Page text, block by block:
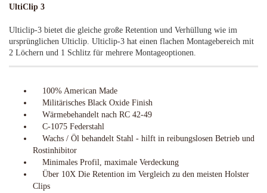
UltiClip 3
Ulticlip-3 bietet die gleiche große Retention und Verhüllung wie im
ursprünglichen Ulticlip. Ulticlip-3 hat einen flachen Montagebereich mit
2 Löchern und 1 Schlitz für mehrere Montageoptionen.
100% American Made
Militärisches Black Oxide Finish
Wärmebehandelt nach RC 42-49
C-1075 Federstahl
Wachs / Öl behandelt Stahl - hilft in reibungslosen Betrieb und
Rostinhibitor
Minimales Profil, maximale Verdeckung
Über 10X Die Retention im Vergleich zu den meisten Holster
Clips